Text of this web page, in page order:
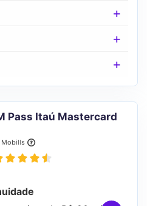
Pass Itaú Mastercard
Mobills